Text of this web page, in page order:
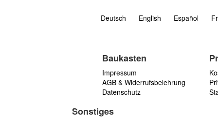
Deutsch English Español
Baukasten
Impressum
AGB & Widerrufsbelehrung
Datenschutz
Sonstiges